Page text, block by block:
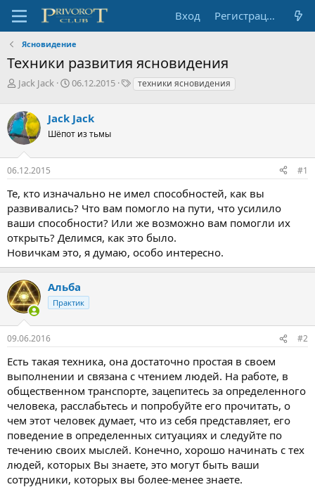
Вход Регистрация
Ясновидение
Техники развития ясновидения
А
о
р
т
е
м
ы
Jack Jack
Д
а
н
ч
л
а
06.12.2015
Ттехники ясновидения
Jack Jack
Шёпот из тьмы
06.12.2015 #1
Те, кто изначально не имел способностей, как вы
развивались? Что вам помогло на пути, что усилило
ваши способности? Или же возможно вам помогли их
открыть? Делимся, как это было.
Новичкам это, я думаю, особо интересно.
Альба
Практик
09.06.2016 #2
Есть такая техника, она достаточно простая в своем
выполнении и связана с чтением людей. На работе, в
общественном транспорте, зацепитесь за определенного
человека, расслабьтесь и попробуйте его прочитать, о
чем этот человек думает, что из себя представляет, его
поведение в определенных ситуациях и следуйте по
течению своих мыслей. Конечно, хорошо начинать с тех
людей, которых Вы знаете, это могут быть ваши
сотрудники, которых вы более-менее знаете.